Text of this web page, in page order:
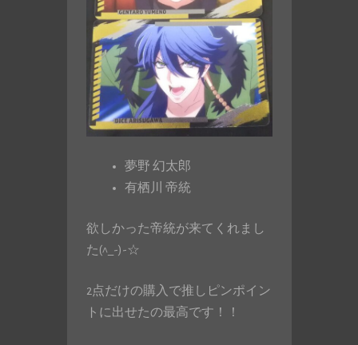
夢野 幻太郎
有栖川 帝統
欲しかった帝統が来てくれまし
た(^_-)-☆
2点だけの購入で推しピンポイン
トに出せたの最高です！！